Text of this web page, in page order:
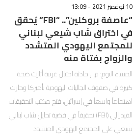
10 نوفمبر 2021 - 13:09
“عاصفة بروكلين”.. “FBI” يُحقق
في اختراق شاب شيعي لبناني
للمجتمع اليهودي المتشدد
والزواج بفتاة منه
المساء اليوم: في حادثة احتيال غريبة أثارت ضجة
كبيرة في صفوف الجاليات اليهودية بأميركا وحازت
اهتماماً واسعاً في إسرائيل، فتح مكتب التحقيقات
الفيدرالي (FBI) تحقيقاً في قضية تحايل شاب لبناني
شيعي على المجتمع اليهودي المتشدد